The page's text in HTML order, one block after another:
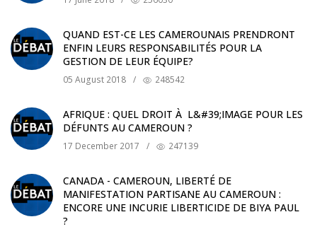
QUAND EST-CE LES CAMEROUNAIS PRENDRONT
ENFIN LEURS RESPONSABILITÉS POUR LA
GESTION DE LEUR ÉQUIPE?
05 August 2018 / 248542
AFRIQUE : QUEL DROIT À L&#39;IMAGE POUR LES
DÉFUNTS AU CAMEROUN ?
17 December 2017 / 247139
CANADA - CAMEROUN, LIBERTÉ DE
MANIFESTATION PARTISANE AU CAMEROUN :
ENCORE UNE INCURIE LIBERTICIDE DE BIYA PAUL
?